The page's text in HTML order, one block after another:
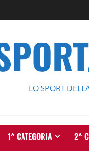
LO SPORT
1^ CATEGORIA 2^